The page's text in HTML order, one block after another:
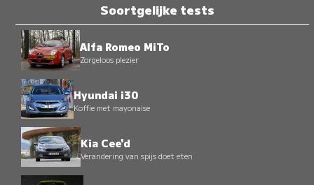
Soortgelijke tests
Alfa Romeo MiTo
Zorgeloos plezier
Hyundai i30
Koffie met mayonaise
Kia Cee'd
Verandering van spijs doet eten